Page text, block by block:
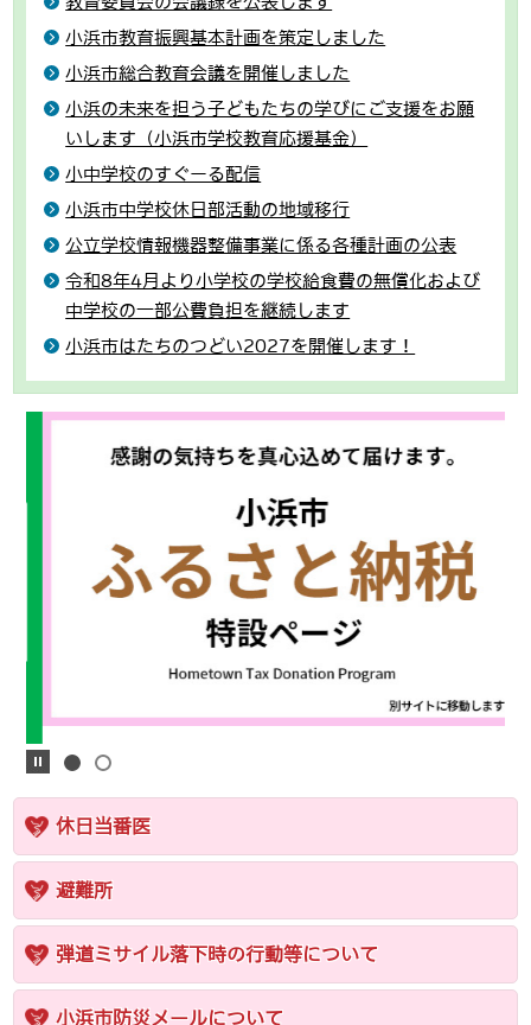
小浜市教育振興基本計画を策定しました
小浜市総合教育会議を開催しました
小浜の未来を担う子どもたちの学びにご支援をお願
いします（小浜市学校教育応援基金）
小中学校のすぐーる配信
小浜市中学校休日部活動の地域移行
公立学校情報機器整備事業に係る各種計画の公表
令和8年4月より小学校の学校給食費の無償化および
中学校の一部公費負担を継続します
小浜市はたちのつどい2027を開催します！
休日当番医
避難所
弾道ミサイル落下時の行動等について
小浜市防災メールについて